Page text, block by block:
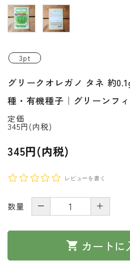
プライバシーポリシー
特定商取引法について
ようこそ ゲスト 様
新規会員登
3pt
グリークオレガノ タネ 約
種・有機種子｜グリーンフ
定価
345円(内税)
345円(内税)
レビューを書く
数量 － ＋
shopping_cart カートに